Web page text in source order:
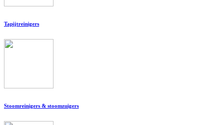
Tapijtreinigers
Stoomreinigers & stoomzuigers